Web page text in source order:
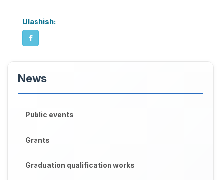
Ulashish:
News
Public events
Grants
Graduation qualification works